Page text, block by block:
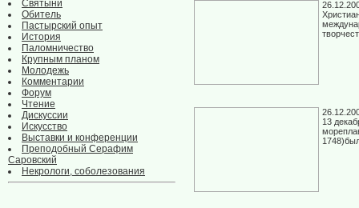
Святыни
Обитель
Пастырский опыт
История
Паломничество
Крупным планом
Молодежь
Комментарии
Форум
Чтение
Дискуссии
Искусство
Выставки и конференции
Преподобный Серафим
Саровский
Некрологи, соболезования
13